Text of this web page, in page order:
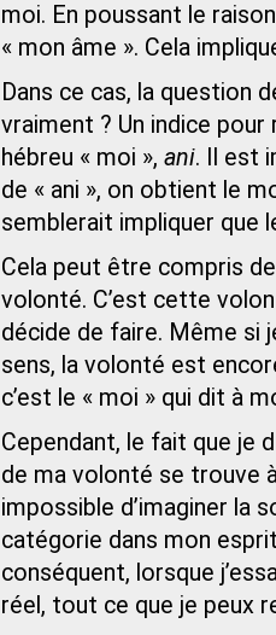
moi. En poussant le
« mon âme ». Cela
Dans ce cas, la question
vraiment ? Un indice
hébreu « moi », ani. Il est
de « ani », on obtient le
semblerait impliquer que
Cela peut être compris
volonté. C’est cette
décide de faire. Même si
sens, la volonté est
c’est le « moi » qui dit à
Cependant, le fait que je
de ma volonté se trouve
impossible d’imaginer la
catégorie dans mon
conséquent, lorsque
réel, tout ce que je peux